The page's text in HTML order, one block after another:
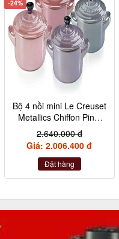
-24%
Bộ 4 nồi mini Le Creuset
Metallics Chiffon Pink,
Rosenquarz, Violett,
Nebelgrau (hồng đậm,
hồng nhạt, hồng tía,
xám)
2.640.000 đ
Giá: 2.006.400 đ
Đặt hàng